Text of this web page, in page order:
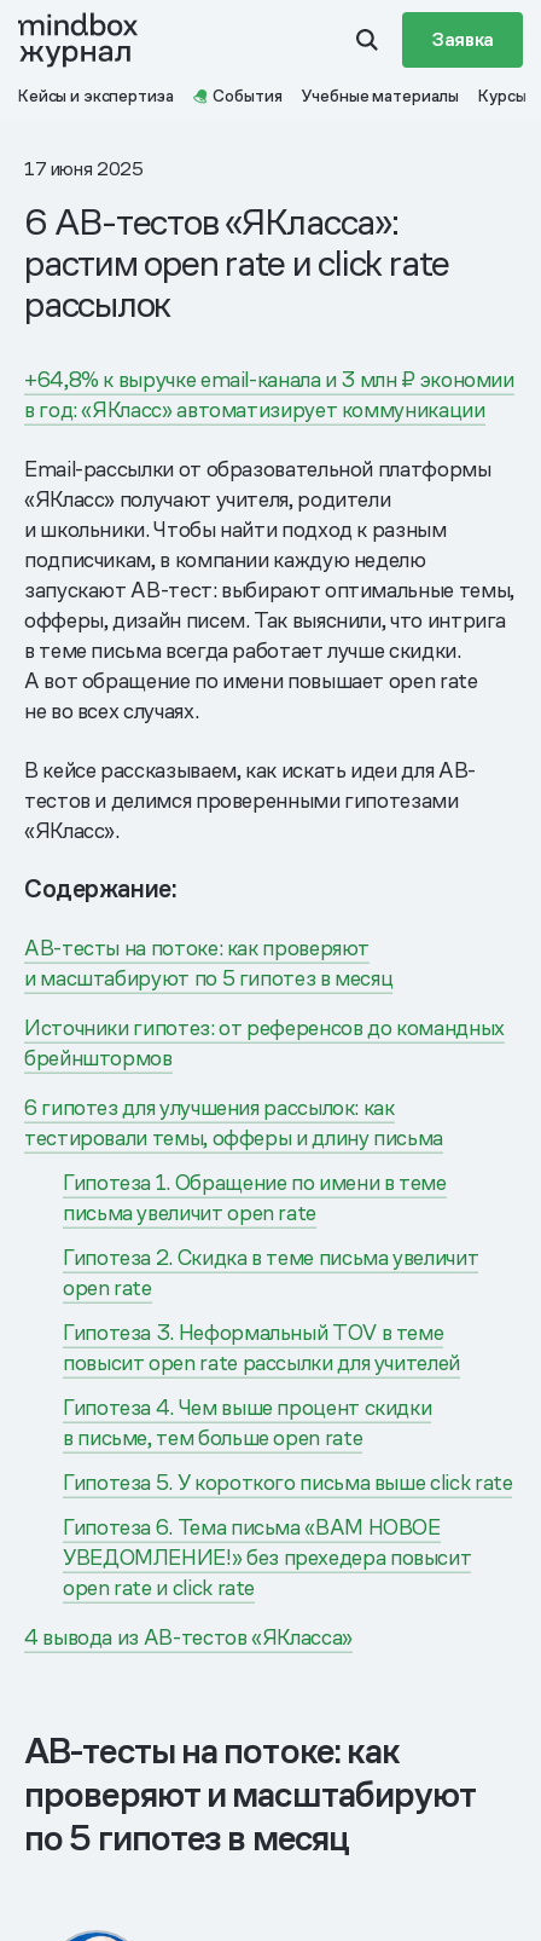
Заявка
Кейсы и экспертиза События Учебные материалы Курсы
17 июня 2025
6 AB-тестов «ЯКласса»:
растим open rate и click rate
рассылок
+64,8% к выручке email-канала и 3 млн ₽ экономии
в год: «ЯКласс» автоматизирует коммуникации
Email-рассылки от образовательной платформы
«ЯКласс» получают учителя, родители
и школьники. Чтобы найти подход к разным
подписчикам, в компании каждую неделю
запускают AB-тест: выбирают оптимальные темы,
офферы, дизайн писем. Так выяснили, что интрига
в теме письма всегда работает лучше скидки.
А вот обращение по имени повышает open rate
не во всех случаях.
В кейсе рассказываем, как искать идеи для AB-
тестов и делимся проверенными гипотезами
«ЯКласс».
Содержание:
AB-тесты на потоке: как проверяют
и масштабируют по 5 гипотез в месяц
Источники гипотез: от референсов до командных
брейнштормов
6 гипотез для улучшения рассылок: как
тестировали темы, офферы и длину письма
Гипотеза 1. Обращение по имени в теме
письма увеличит open rate
Гипотеза 2. Скидка в теме письма увеличит
open rate
Гипотеза 3. Неформальный TOV в теме
повысит open rate рассылки для учителей
Гипотеза 4. Чем выше процент скидки
в письме, тем больше open rate
Гипотеза 5. У короткого письма выше click rate
Гипотеза 6. Тема письма «ВАМ НОВОЕ
УВЕДОМЛЕНИЕ!» без прехедера повысит
open rate и click rate
4 вывода из AB-тестов «ЯКласса»
AB-тесты на потоке: как
проверяют и масштабируют
по 5 гипотез в месяц